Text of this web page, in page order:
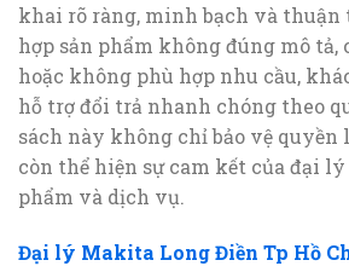
khai rõ ràng, minh bạch và thuận
hợp sản phẩm không đúng mô
hoặc không phù hợp nhu cầu,
hỗ trợ đổi trả nhanh chóng theo
sách này không chỉ bảo vệ quyền
còn thể hiện sự cam kết của đại
phẩm và dịch vụ.
Đại lý Makita Long Điền Tp Hồ